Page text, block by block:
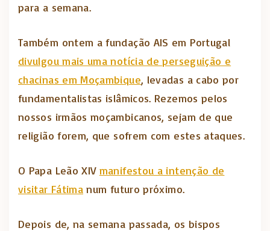
para a semana.
Também ontem a fundação AIS em Portugal
divulgou mais uma notícia de perseguição e
chacinas em Moçambique, levadas a cabo por
fundamentalistas islâmicos. Rezemos pelos
nossos irmãos moçambicanos, sejam de que
religião forem, que sofrem com estes ataques.
O Papa Leão XIV manifestou a intenção de
visitar Fátima num futuro próximo.
Depois de, na semana passada, os bispos